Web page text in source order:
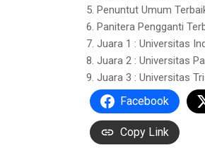
5. Penuntut Umum
6. Panitera Pengganti
7. Juara 1 : Universitas
8. Juara 2 : Universitas
9. Juara 3 : Universitas
Facebook
Copy Link